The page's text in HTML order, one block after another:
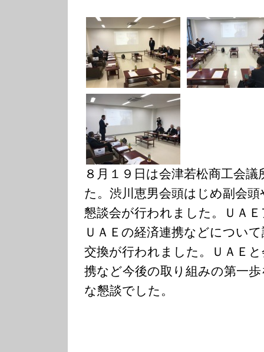
８月１９日は会津若松商工会
た。渋川恵男会頭はじめ副会
懇談会が行われました。ＵＡ
ＵＡＥの経済連携などについ
交換が行われました。ＵＡＥ
携など今後の取り組みの第一
な懇談でした。